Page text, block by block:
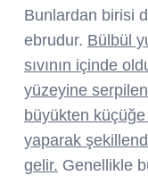
Bunlardan birisi
ebrudur. Bülbül
sıvının içinde
yüzeyine
büyükten
yaparak
gelir. Genellikle